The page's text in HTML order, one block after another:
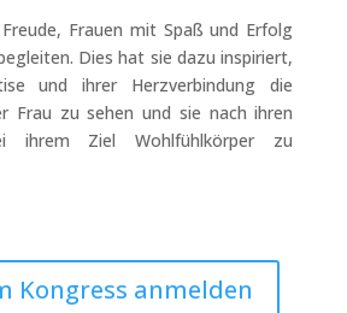
Frauen mit Spaß und Erfolg
Dies hat sie dazu inspiriert,
und ihrer Herzverbindung die
Frau zu sehen und sie nach ihren
ihrem Ziel Wohlfühlkörper zu
Kongress anmelden